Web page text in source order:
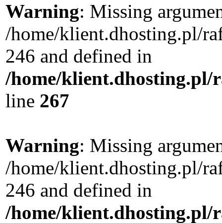
Warning: Missing
/home/klient.dhosting.pl/
246 and defined in
/home/klient.dhosting.pl/
line 267
Warning: Missing
/home/klient.dhosting.pl/
246 and defined in
/home/klient.dhosting.pl/